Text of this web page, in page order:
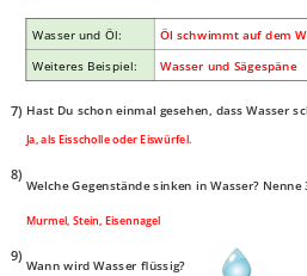
Wasser und Öl:
Öl schwimmt auf dem
Weiteres Beispiel:
Wasser und Sägespäne
7) Hast Du schon einmal gesehen, dass Wasser
Ja, als Eisscholle oder Eiswürfel.
8)
Welche Gegenstände sinken in Wasser?
Murmel, Stein, Eisennagel
9)
Wann wird Wasser flüssig?